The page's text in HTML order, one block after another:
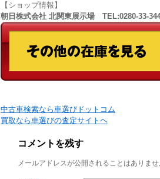
【ショップ情報】
朝日株式会社 北関東展示場 TEL:0280-33-
中古車検索なら車選びドットコム
買取なら車選びの査定サイトヘ
コメントを残す
メールアドレスが公開されることはありませ